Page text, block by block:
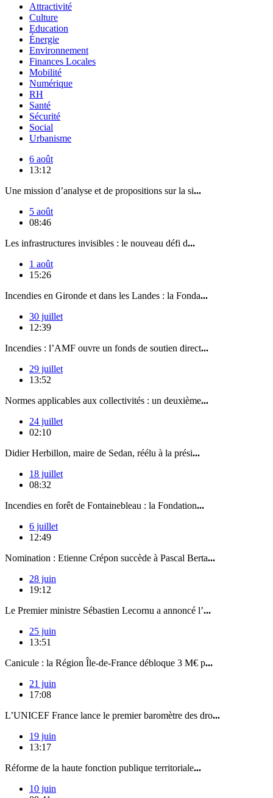
Attractivité
Culture
Education
Énergie
Environnement
Finances Locales
Mobilité
Numérique
RH
Santé
Sécurité
Social
Urbanisme
6 août
13:12
Une mission d’analyse et de propositions sur la si...
5 août
08:46
Les infrastructures invisibles : le nouveau défi d...
1 août
15:26
Incendies en Gironde et dans les Landes : la Fonda...
30 juillet
12:39
Incendies : l’AMF ouvre un fonds de soutien direct...
29 juillet
13:52
Normes applicables aux collectivités : un deuxième...
24 juillet
02:10
Didier Herbillon, maire de Sedan, réélu à la prési...
18 juillet
08:32
Incendies en forêt de Fontainebleau : la Fondation...
6 juillet
12:49
Nomination : Etienne Crépon succède à Pascal Berta...
28 juin
19:12
Le Premier ministre Sébastien Lecornu a annoncé l’...
25 juin
13:51
Canicule : la Région Île-de-France débloque 3 M€ p...
21 juin
17:08
L’UNICEF France lance le premier baromètre des dro...
19 juin
13:17
Réforme de la haute fonction publique territoriale...
10 juin